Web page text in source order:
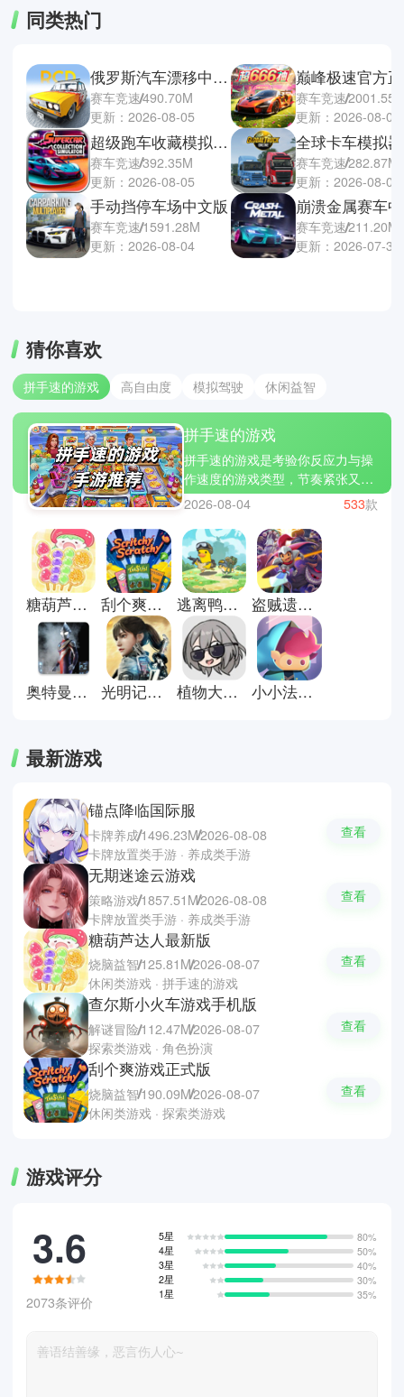
同类热门
俄罗斯汽车漂移中文版
赛车竞速490.70M
更新：2026-08-05
超级跑车收藏模拟器手机版
赛车竞速392.35M
更新：2026-08-05
手动挡停车场中文版
赛车竞速1591.28M
更新：2026-08-04
巅峰极速官方
赛车竞速
更新：2026-08-04
赛车竞速282.87M
更新：2026-08-03
崩溃金属赛车
赛车竞速211.20M
更新：2026-07-30
猜你喜欢
拼手速的游戏 高自由度 模拟驾驶 休闲益智
拼手速的游戏
拼手速的游戏是考验你反应力与操
作速度的游戏类型，节奏紧张又充
满刺激。在不断点击与操作中，玩
家需要快速做出判断，稍有迟疑就
可能错失高分。像节奏大师、别踩
白块儿和钢琴块2这样的经典作
品，就很好地展现了手速与反应的
极限挑战。如果你也想挑战自己的
反应极限，不妨到本站下载体验，
看看你的手速究竟有多快。
2026-08-04 533款
糖葫芦达人最新版 刮个爽游戏正式版 逃离鸭科夫正版 盗贼遗产2汉化版
奥特曼格斗进化重生直装版 光明记忆无限手游 植物大战僵尸星铁版 小小法师小游戏
最新游戏
锚点降临国际服
卡牌养成1496.23M2026-08-08
卡牌放置类手游 · 养成类手游
查看
无期迷途云游戏
策略游戏1857.51M2026-08-08
卡牌放置类手游 · 养成类手游
查看
糖葫芦达人最新版
烧脑益智125.81M2026-08-07
休闲类游戏 · 拼手速的游戏
查看
查尔斯小火车游戏手机版
解谜冒险112.47M2026-08-07
探索类游戏 · 角色扮演
查看
刮个爽游戏正式版
烧脑益智190.09M2026-08-07
休闲类游戏 · 探索类游戏
查看
游戏评分
3.6
2073条评价
5星
80%
4星
50%
3星
40%
2星
30%
1星
35%